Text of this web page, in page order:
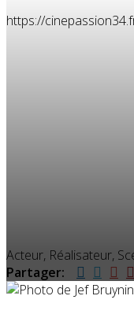
https://
Acteur, Réalisateur,
Partager: